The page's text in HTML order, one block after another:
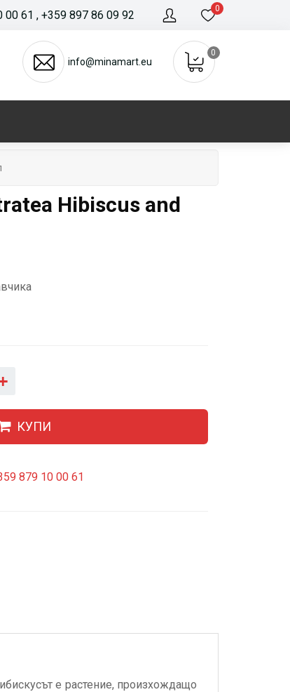
0
00 61 , +359 897 86 09 92
info@minamart.eu
0
Hibiscus and
КУПИ
879 10 00 61
е растение, произхождащо